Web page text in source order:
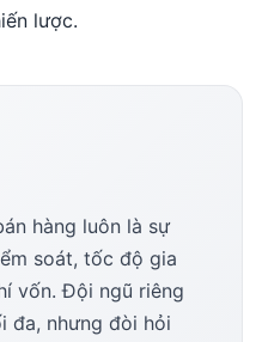
lược.
hàng luôn là sự
soát, tốc độ gia
vốn. Đội ngũ riêng
đa, nhưng đòi hỏi